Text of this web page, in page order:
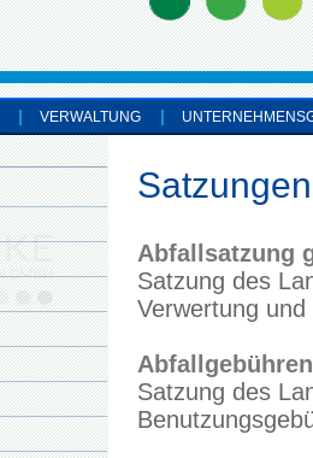
VERWALTUNG
Satzungen
Abfallsatzung
Satzung des
Verwertung
Satzung des